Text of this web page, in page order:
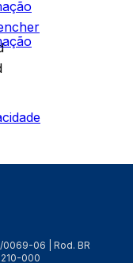
0069-06 | Rod. BR
000